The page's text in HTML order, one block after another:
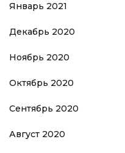
Январь 2021
Декабрь 2020
Ноябрь 2020
Октябрь 2020
Сентябрь 2020
Август 2020